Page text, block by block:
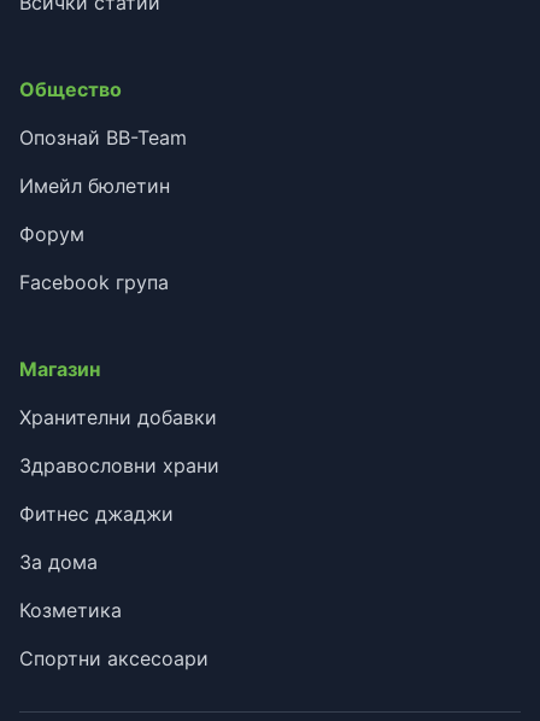
Общество
Опознай BB-Team
Имейл бюлетин
Форум
Facebook група
Магазин
Хранителни добавки
Здравословни храни
Фитнес джаджи
За дома
Козметика
Спортни аксесоари